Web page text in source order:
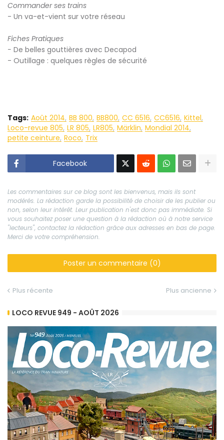
Commander ses trains
- Un va-et-vient sur votre réseau
Fiches Pratiques
- De belles gouttières avec Decapod
- Outillage : quelques règles de sécurité
Tags: Août 2014 BB 800 BB800 CC 6516 CC6516 Kittel
Loco-revue 805 LR 805 LR805 Märklin Mondial 2014
petite ceinture Roco Trix
Facebook
Les commentaires sur ce blog sont les bienvenus, mais ils sont
modérés. La rédaction garde la possibilité de choisir de les publier ou
non, selon leur intérêt. Leur publication n'est donc pas immédiate. Si
vous souhaitez poser une question à la rédaction où à notre service
"lecteurs", contactez la rédaction grâce aux adresses en bas de page.
Merci de votre compréhension.
Poster un commentaire (0)
Plus récente Plus ancienne
LOCO REVUE 949 - AOÛT 2026